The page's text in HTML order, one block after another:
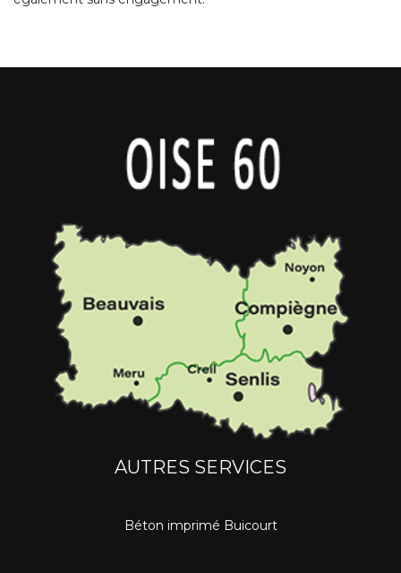
AUTRES SERVICES
Béton imprimé Buicourt